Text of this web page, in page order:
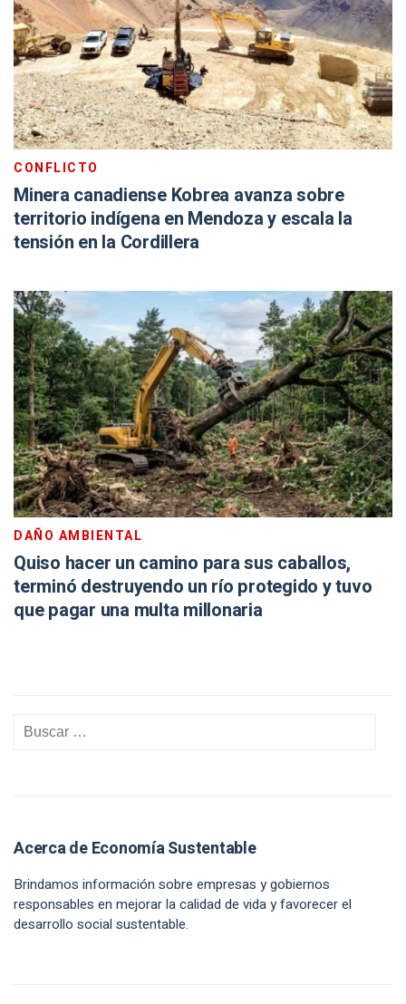
CONFLICTO
Minera canadiense Kobrea avanza sobre
territorio indígena en Mendoza y escala la
tensión en la Cordillera
DAÑO AMBIENTAL
Quiso hacer un camino para sus caballos,
terminó destruyendo un río protegido y tuvo
que pagar una multa millonaria
Acerca de Economía Sustentable
Brindamos información sobre empresas y gobiernos
responsables en mejorar la calidad de vida y favorecer el
desarrollo social sustentable.